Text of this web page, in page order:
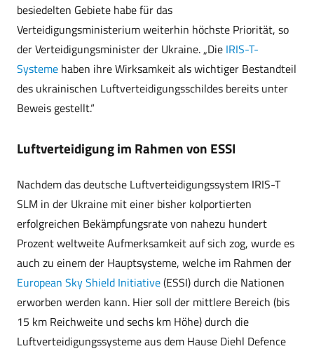
besiedelten Gebiete habe für das
Verteidigungsministerium weiterhin höchste Priorität, so
der Verteidigungsminister der Ukraine. „Die IRIS-T-
Systeme haben ihre Wirksamkeit als wichtiger Bestandteil
des ukrainischen Luftverteidigungsschildes bereits unter
Beweis gestellt.“
Luftverteidigung im Rahmen von ESSI
Nachdem das deutsche Luftverteidigungssystem IRIS-T
SLM in der Ukraine mit einer bisher kolportierten
erfolgreichen Bekämpfungsrate von nahezu hundert
Prozent weltweite Aufmerksamkeit auf sich zog, wurde es
auch zu einem der Hauptsysteme, welche im Rahmen der
European Sky Shield Initiative(ESSI) durch die Nationen
erworben werden kann. Hier soll der mittlere Bereich (bis
15 km Reichweite und sechs km Höhe) durch die
Luftverteidigungssysteme aus dem Hause Diehl Defence